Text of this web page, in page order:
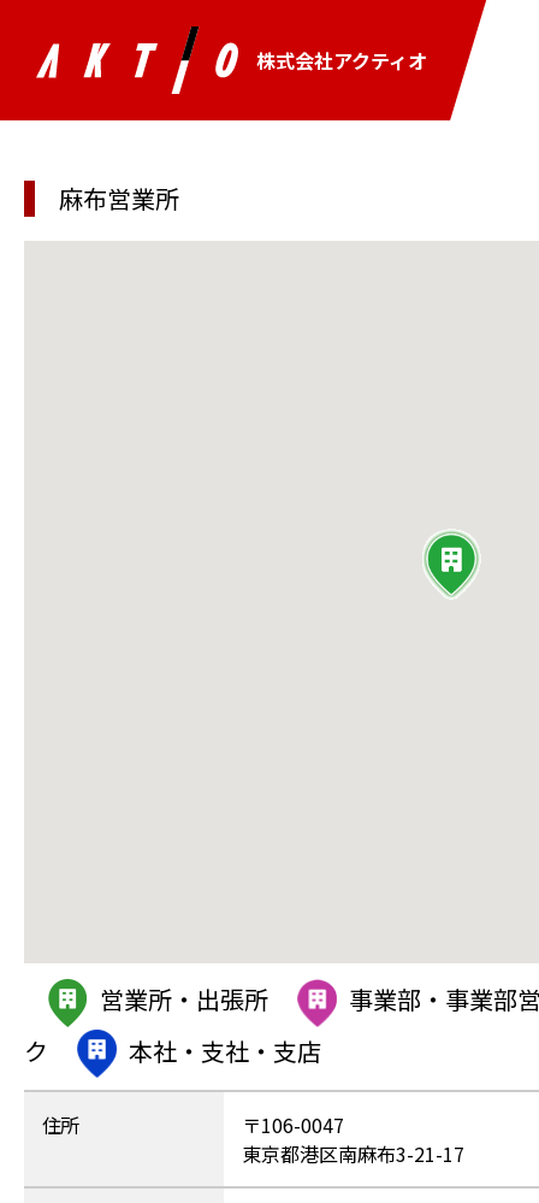
株式会社アクティオ
麻布営業所
営業所・出張所
事業部・事業部
ク
本社・支社・支店
住所
〒106-0047
東京都港区南麻布3-21-17